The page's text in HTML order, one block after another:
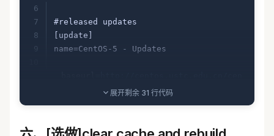
#released updates
[update]
name=CentOS-5 - Updates
tos/5/updates/$basearch/
gpgkey=http://mirror.centos.org/cento
展开剩余 31 行代码